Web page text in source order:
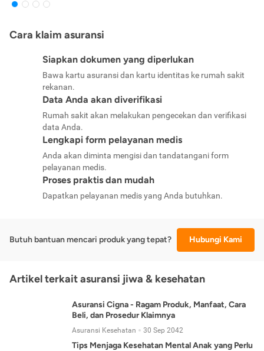
Cara klaim asuransi
Siapkan dokumen yang diperlukan
Bawa kartu asuransi dan kartu identitas ke rumah sakit
rekanan.
Data Anda akan diverifikasi
Rumah sakit akan melakukan pengecekan dan verifikasi
data Anda.
Lengkapi form pelayanan medis
Anda akan diminta mengisi dan tandatangani form
pelayanan medis.
Proses praktis dan mudah
Dapatkan pelayanan medis yang Anda butuhkan.
Butuh bantuan mencari produk yang tepat? Hubungi Kami
Artikel terkait asuransi jiwa & kesehatan
Asuransi Cigna - Ragam Produk, Manfaat, Cara
Beli, dan Prosedur Klaimnya
Asuransi Kesehatan 30 Sep 2042
Tips Menjaga Kesehatan Mental Anak yang Perlu